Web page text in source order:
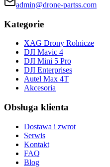
admin@drone-partss.com
Kategorie
XAG Drony Rolnicze
DJI Mavic 4
DJI Mini 5 Pro
DJI Enterprises
Autel Max 4T
Akcesoria
Obsługa klienta
Dostawa i zwrot
Serwis
Kontakt
FAQ
Blog